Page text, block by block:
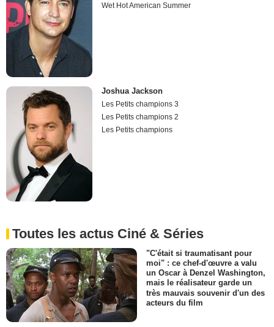
Wet Hot American Summer
Joshua Jackson
Les Petits champions 3
Les Petits champions 2
Les Petits champions
Toutes les actus Ciné & Séries
"C'était si traumatisant pour
moi" : ce chef-d'œuvre a valu
un Oscar à Denzel Washington,
mais le réalisateur garde un
très mauvais souvenir d'un des
acteurs du film